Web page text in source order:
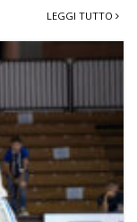
LEGGI TUTTO